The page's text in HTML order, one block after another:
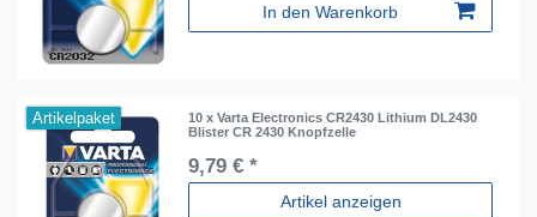
In den Warenkorb
Artikelpaket
10 x Varta Electronics CR2430 Lithium DL2430
Blister CR 2430 Knopfzelle
9,79 € *
Artikel anzeigen